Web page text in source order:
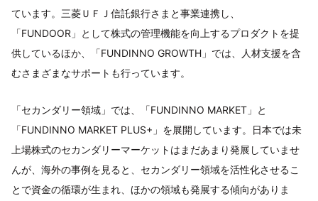
ています。三菱ＵＦＪ信託銀行さまと事業連携し、
「FUNDOOR」として株式の管理機能を向上するプロダクトを提
供しているほか、「FUNDINNO GROWTH」では、人材支援を含
むさまざまなサポートも行っています。
「セカンダリー領域」では、「FUNDINNO MARKET」と
「FUNDINNO MARKET PLUS+」を展開しています。日本では未
上場株式のセカンダリーマーケットはまだあまり発展していませ
んが、海外の事例を見ると、セカンダリー領域を活性化させるこ
とで資金の循環が生まれ、ほかの領域も発展する傾向がありま